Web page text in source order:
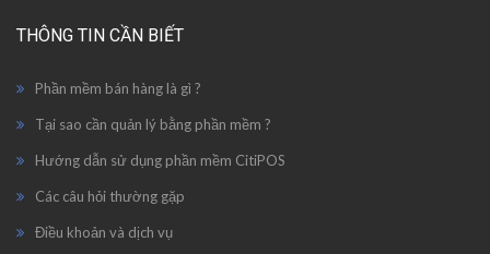
THÔNG TIN CẦN BIẾT
Phần mềm bán hàng là gì ?
Tại sao cần quản lý bằng phần mềm ?
Hướng dẫn sử dụng phần mềm CitiPOS
Các câu hỏi thường gặp
Điều khoản và dịch vụ